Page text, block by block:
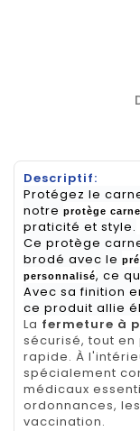
Descriptif:
Protégez le
notre protège
praticité et style.
Ce protège
brodé avec le
personnalisé, ce
Avec sa finition
ce produit allie
La fermeture à
sécurisé, tout
rapide. À
spécialement
médicaux
ordonnances,
vaccination.